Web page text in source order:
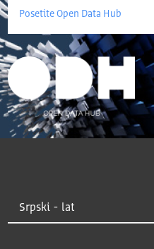
Posetite Open Data Hub